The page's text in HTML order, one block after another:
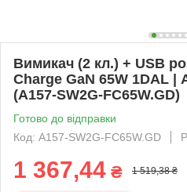
Вимикач (2 кл.) + USB
Charge GaN 65W 1DAL |
(A157-SW2G-FC65W.GD)
Готово до відправки
Код: A157-SW2G-FC65W.GD
1 367,44 ₴ 1 519,38 ₴